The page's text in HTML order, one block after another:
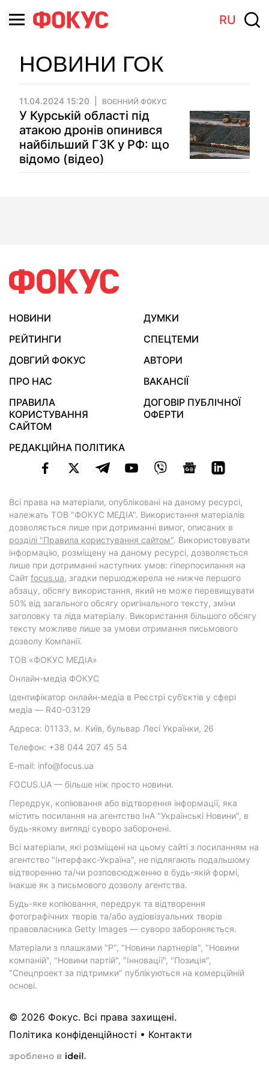
RU
НОВИНИ ГОК
11.04.2024 15:20 ВОЄННИЙ ФОКУС
У Курській області під
атакою дронів опинився
найбільший ГЗК у РФ: що
відомо (відео)
НОВИНИ
ДУМКИ
РЕЙТИНГИ
СПЕЦТЕМИ
ДОВГИЙ ФОКУС
АВТОРИ
ПРО НАС
ВАКАНСІЇ
ПРАВИЛА
КОРИСТУВАННЯ
САЙТОМ
ДОГОВІР ПУБЛІЧНОЇ
ОФЕРТИ
РЕДАКЦІЙНА ПОЛІТИКА
Всі права на матеріали, опубліковані на даному ресурсі,
належать ТОВ "ФОКУС МЕДІА". Використання матеріалів
дозволяється лише при дотриманні вимог, описаних в
розділі "Правила користування сайтом". Використовувати
інформацію, розміщену на даному ресурсі, дозволяється
лише при дотриманні наступних умов: гіперпосилання на
Cайт focus.ua, згадки першоджерела не нижче першого
абзацу, обсягу використання, який не може перевищувати
50% від загального обсягу оригінального тексту, зміни
заголовку та ліда матеріалу. Використання більшого обсягу
тексту можливе лише за умови отримання письмового
дозволу Компанії.
ТОВ «ФОКУС МЕДІА»
Онлайн-медіа ФОКУС
Ідентифікатор онлайн-медіа в Реєстрі суб’єктів у сфері
медіа — R40-03129
Адреса: 01133, м. Київ, бульвар Лесі Українки, 26
Телефон: +38 044 207 45 54
E-mail: info@focus.ua
FOCUS.UA — більше ніж просто новини.
Передрук, копіювання або відтворення інформації, яка
містить посилання на агентство ІнА "Українські Новини", в
будь-якому вигляді суворо заборонені.
Всі матеріали, які розміщені на цьому сайті з посиланням на
агентство "Інтерфакс-Україна", не підлягають подальшому
відтворенню та/чи розповсюдженню в будь-якій формі,
інакше як з письмового дозволу агентства.
Будь-яке копіювання, передрук та відтворення
фотографічних творів та/або аудіовізуальних творів
правовласника Getty Images — суворо забороняється.
Матеріали з плашками "Р", "Новини партнерів", "Новини
компаній", "Новини партій", "Інновації", "Позиція",
"Спецпроект за підтримки" публікуються на комерційній
основі.
© 2026 Фокус. Всі права захищені.
Політика конфіденційності • Контакти